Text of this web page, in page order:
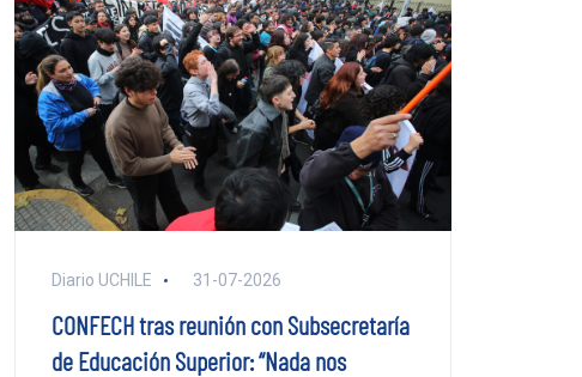
Diario UCHILE 31-07-2026
CONFECH tras reunión con Subsecretaría
de Educación Superior: “Nada nos